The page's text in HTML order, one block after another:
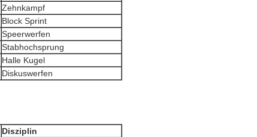
Zehnkampf
Block Sprint
Speerwerfen
Stabhochsprung
Halle Kugel
Diskuswerfen
Disziplin